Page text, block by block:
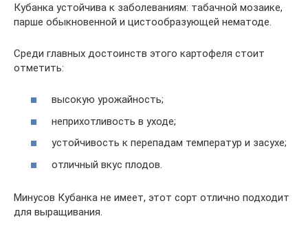
Кубанка устойчива к заболеваниям: табачной мозаике,
парше обыкновенной и цистообразующей нематоде.
Среди главных достоинств этого картофеля стоит
отметить:
высокую урожайность;
неприхотливость в уходе;
устойчивость к перепадам температур и засухе;
отличный вкус плодов.
Минусов Кубанка не имеет, этот сорт отлично подходит
для выращивания.